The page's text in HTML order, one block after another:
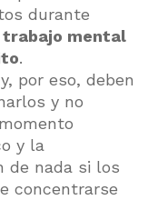
durante
trabajo mental
.
por eso, deben
y no
y la
de nada si los
concentrarse